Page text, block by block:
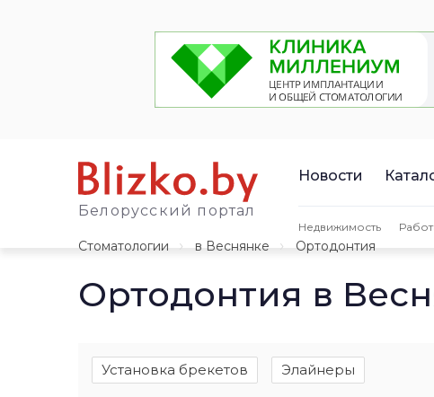
Белорусский портал
Новости
Недвижимость
Стоматологии
в Веснянке Ортодонтия
Ортодонтия в
Установка брекетов Элайнеры